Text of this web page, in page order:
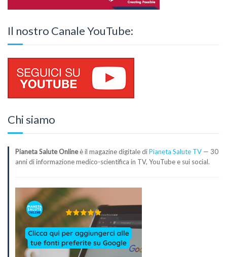
Il nostro Canale YouTube:
Chi siamo
Pianeta Salute Onlineè il magazine digitale diPianeta Salute TV — 30
anni di informazione medico-scientifica in TV, YouTube e sui social.